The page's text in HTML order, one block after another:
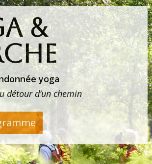
&
yoga
détour d’un chemin